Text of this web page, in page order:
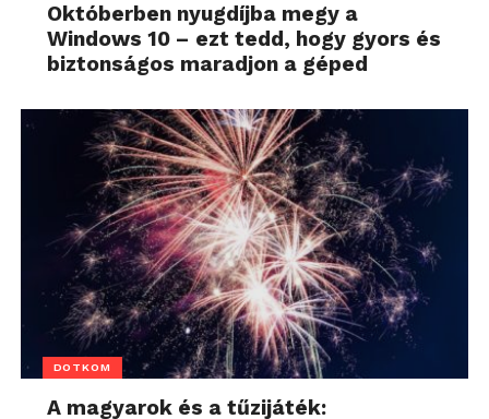
Októberben nyugdíjba megy a
Windows 10 – ezt tedd, hogy gyors és
biztonságos maradjon a géped
DOTKOM
A magyarok és a tűzijáték: